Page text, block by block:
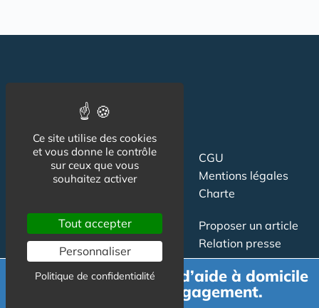
Suivez-nous
CGU
Mentions légales
Charte
Contact
Newsletter
Publicité
Proposer un article
Relation presse
Demande de devis d’aide à domicile
gratuit et sans engagement.
Ce site utilise des cookies
et vous donne le contrôle
sur ceux que vous
souhaitez activer
Tout accepter
Personnaliser
Politique de confidentialité